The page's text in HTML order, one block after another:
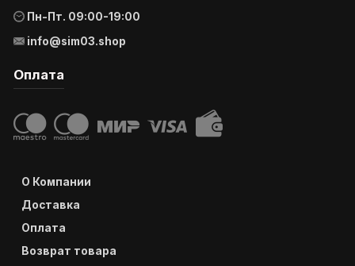
Пн-Пт. 09:00-19:00
info@sim03.shop
Оплата
О Компании
Доставка
Оплата
Возврат товара